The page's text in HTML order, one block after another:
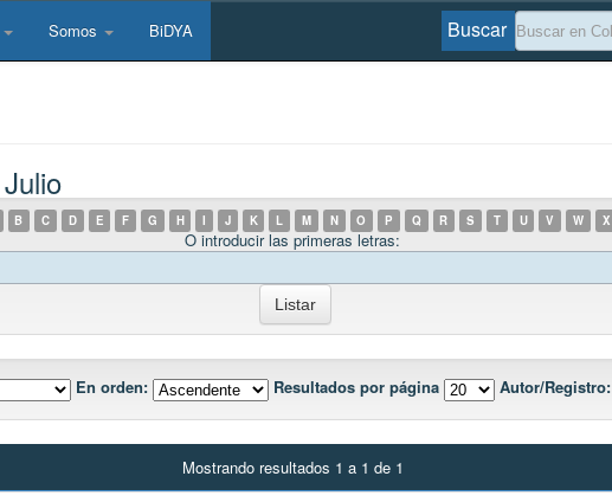
Somos BiDYA Buscar
B C D E F G H I J K L M N O P Q R S T U V W X
O introducir las primeras letras:
En orden: Resultados por página Autor/Registro:
Mostrando resultados 1 a 1 de 1